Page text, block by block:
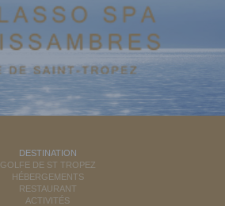
DESTINATION
GOLFE DE ST TROPEZ
HÉBERGEMENTS
RESTAURANT
ACTIVITÉS